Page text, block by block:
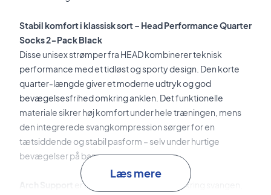
Stabil komfort i klassisk sort – Head Performance Quarter
Socks 2-Pack Black
Disse unisex strømper fra HEAD kombinerer teknisk
performance med et tidløst og sporty design. Den korte
quarter-længde giver et moderne udtryk og god
bevægelsesfrihed omkring anklen. Det funktionelle
materiale sikrer høj komfort under hele træningen, mens
den integrerede svangkompression sørger for en
tætsiddende og stabil pasform – selv under hurtige
bevægelser på banen.
er en elastisk støttezone omkring svangen,
Læs mere